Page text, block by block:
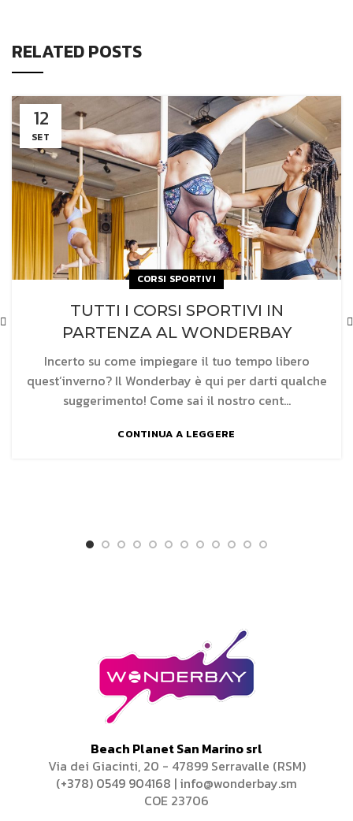
RELATED POSTS
12
SET
CORSI SPORTIVI
TUTTI I CORSI SPORTIVI IN
PARTENZA AL WONDERBAY
Incerto su come impiegare il tuo tempo libero
quest’inverno? Il Wonderbay è qui per darti qualche
suggerimento! Come sai il nostro cent...
CONTINUA A LEGGERE
Beach Planet San Marino srl
Via dei Giacinti, 20 - 47899 Serravalle (RSM)
(+378) 0549 904168 | info@wonderbay.sm
COE 23706